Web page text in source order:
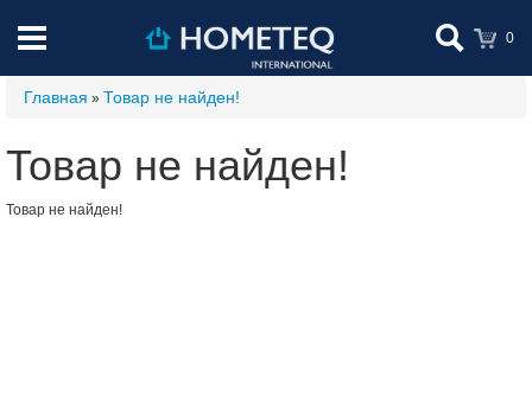
0
Главная » Товар не найден!
Товар не найден!
Товар не найден!